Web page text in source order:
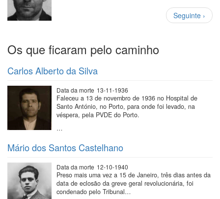
Paginação
Próxima
página
Seguinte ›
Os que ficaram pelo caminho
Carlos Alberto da Silva
Data da morte 13-11-1936
Faleceu a 13 de novembro de 1936 no Hospital de
Santo António, no Porto, para onde foi levado, na
véspera, pela PVDE do Porto.
…
Mário dos Santos Castelhano
Data da morte 12-10-1940
Preso mais uma vez a 15 de Janeiro, três dias antes da
data de eclosão da greve geral revolucionária, foi
condenado pelo Tribunal…